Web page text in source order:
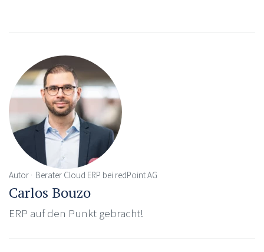
Autor Berater Cloud ERP bei redPoint AG
Carlos Bouzo
ERP auf den Punkt gebracht!